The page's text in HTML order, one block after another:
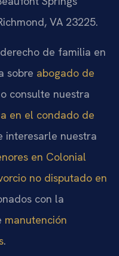
VA 23225.
de familia en
sobre abogado de
o consulte nuestra
en el condado de
interesarle nuestra
en Colonial
no disputado en
con la
manutención
.